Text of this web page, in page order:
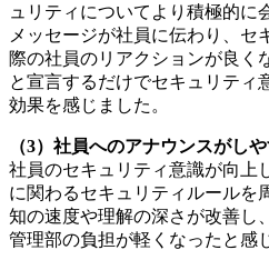
ュリティについてより積極的に
メッセージが社員に伝わり、セ
際の社員のリアクションが良く
と宣言するだけでセキュリティ
効果を感じました。
（3）社員へのアナウンスがし
社員のセキュリティ意識が向上
に関わるセキュリティルールを
知の速度や理解の深さが改善し
管理部の負担が軽くなったと感